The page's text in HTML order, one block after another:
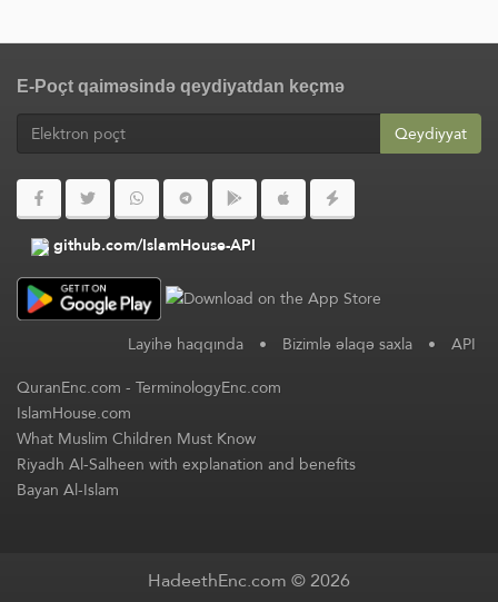
E-Poçt qaiməsində qeydiyatdan keçmə
Qeydiyyat
github.com/IslamHouse-API
Layihə haqqında • Bizimlə əlaqə saxla • API
QuranEnc.com-TerminologyEnc.com
IslamHouse.com
What Muslim Children Must Know
Riyadh Al-Salheen with explanation and benefits
Bayan Al-Islam
HadeethEnc.com © 2026